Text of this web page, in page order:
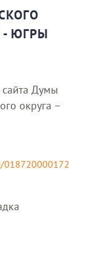
- ЮГРЫ
сайта Думы
округа –
018720000172